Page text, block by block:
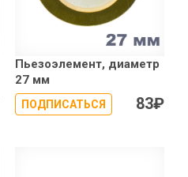
Пьезоэлемент, диаметр
27 мм
ПОДПИСАТЬСЯ 83₽